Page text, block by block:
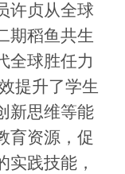
许贞从全球
期稻鱼共生
全球胜任力
提升了学生
新思维等能
育资源，促
实践技能，